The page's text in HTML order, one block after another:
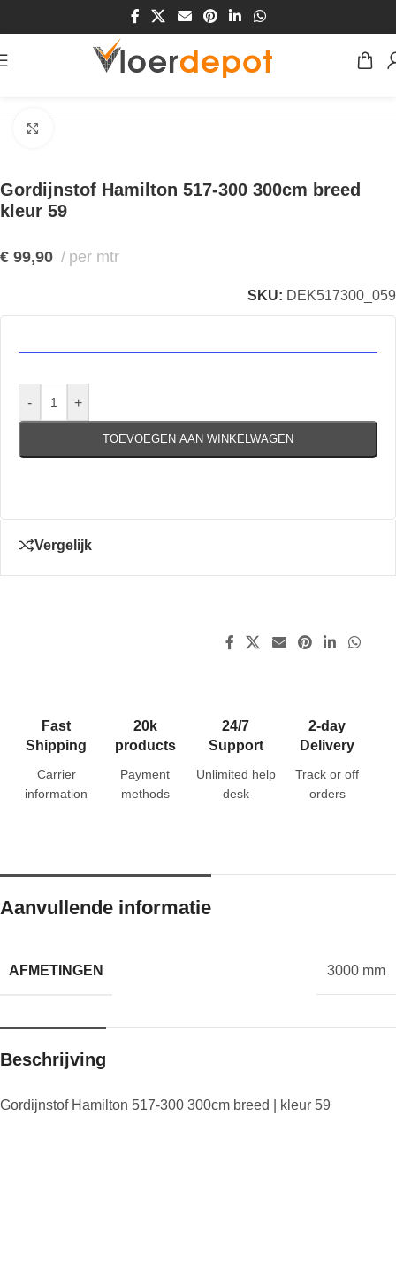
Gordijnstof Hamilton 517-300 300cm breed
kleur 59
€ 99,90 per mtr
SKU: DEK517300_059
- +
TOEVOEGEN AAN WINKELWAGEN
Vergelijk
Fast
Shipping
Carrier
information
20k
products
Payment
methods
24/7
Support
Unlimited help
desk
2-day
Delivery
Track or off
orders
Aanvullende informatie
AFMETINGEN 3000 mm
Beschrijving
Gordijnstof Hamilton 517-300 300cm breed | kleur 59